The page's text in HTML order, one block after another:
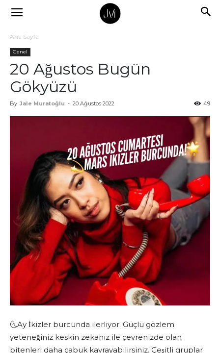
Ana Sayfa
Genel
20 Ağustos Bugün
Gökyüzü
By Jale Muratoğlu - 20 Ağustos 2022 49
🌜Ay İkizler burcunda ilerliyor. Güçlü gözlem
yeteneğiniz keskin zekanız ile çevrenizde olan
bitenleri daha çabuk kavrayabilirsiniz. Çeşitli gruplar